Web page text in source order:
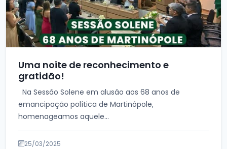
Uma noite de reconhecimento e
gratidão!
emancipação política de Martinópole,
homenageamos aquele...
25/03/2025